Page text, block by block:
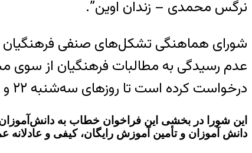
نرگس محمدی – زندان اوین”.
شورای هماهنگی تشکل‌های صنفی فرهنگیان
عدم رسیدگی به مطالبات فرهنگیان از سوی
درخواست کرده است تا روزهای سه‌شنبه ۲۲ و چهارشنبه ۲۳ آبان‌ماه در دفتر مدارس تحصن نمایند.
این شورا در بخشی این فراخوان خطاب به
دانش آموزان و تأمین آموزش رایگان، کیفی و